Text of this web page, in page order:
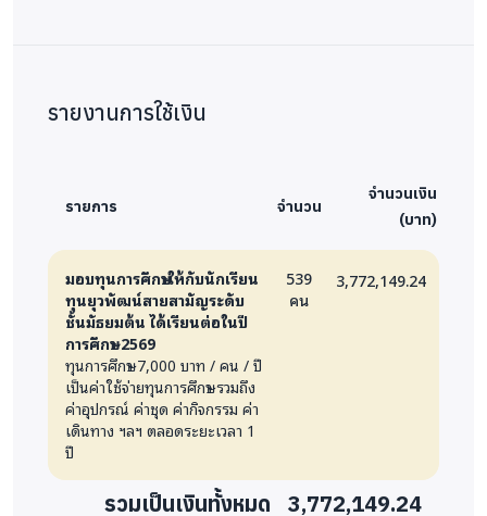
รายงานการใช้เงิน
รายการ จำนวน
จำนวนเงิน
(บาท)
มอบทุนการศึกษาให้กับนักเรียน
ทุนยุวพัฒน์สายสามัญระดับ
ชั้นมัธยมต้น ได้เรียนต่อในปี
การศึกษา 2569
ทุนการศึกษา 7,000 บาท / คน / ปี
เป็นค่าใช้จ่ายทุนการศึกษา รวมถึง
ค่าอุปกรณ์ ค่าชุด ค่ากิจกรรม ค่า
เดินทาง ฯลฯ ตลอดระยะเวลา 1
ปี
539
คน
3,772,149.24
รวมเป็นเงินทั้งหมด 3,772,149.24